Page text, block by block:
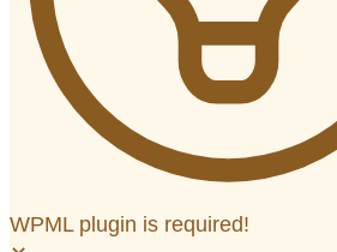
WPML plugin is required!